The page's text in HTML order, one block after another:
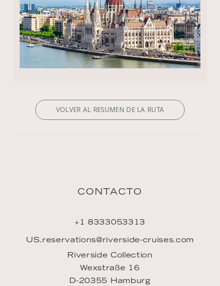
VOLVER AL RESUMEN DE LA RUTA
CONTACTO
+1 8333053313
US.reservations@riverside-cruises.com
Riverside Collection
Wexstraße 16
D-20355 Hamburg